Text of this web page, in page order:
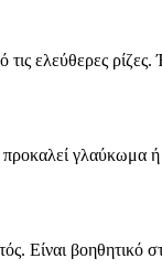
ελεύθερες
γλαύκωμα
Είναι βοηθητικό